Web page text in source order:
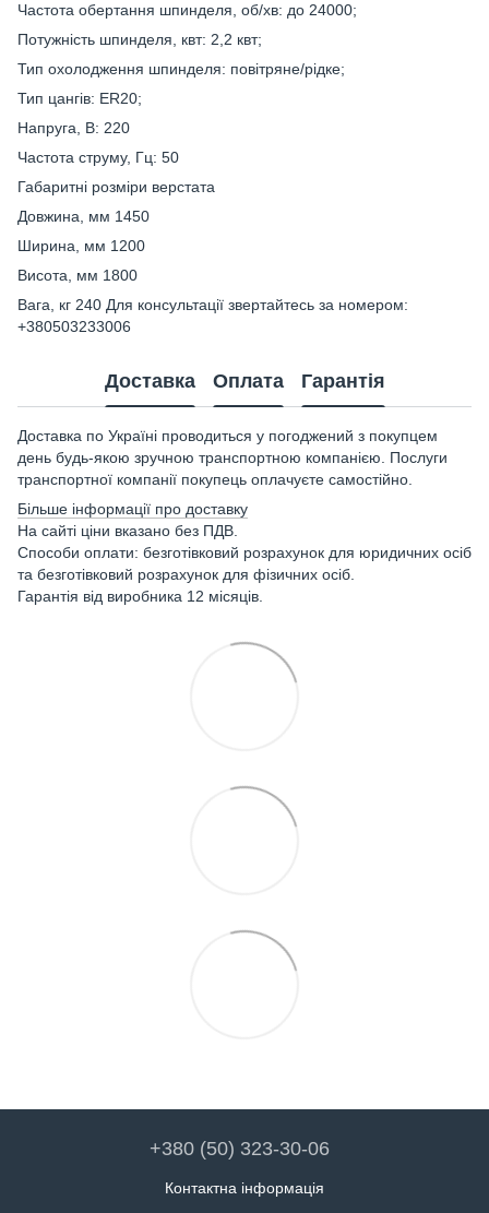
Частота обертання шпинделя, об/хв: до 24000;
Потужність шпинделя, квт: 2,2 квт;
Тип охолодження шпинделя: повітряне/рідке;
Тип цангів: ER20;
Напруга, В: 220
Частота струму, Гц: 50
Габаритні розміри верстата
Довжина, мм 1450
Ширина, мм 1200
Висота, мм 1800
Вага, кг 240 Для консультації звертайтесь за номером:
+380503233006
Доставка Оплата Гарантія
Доставка по Україні проводиться у погоджений з покупцем
день будь-якою зручною транспортною компанією. Послуги
транспортної компанії покупець оплачуєте самостійно.
Більше інформації про доставку
На сайті ціни вказано без ПДВ.
Способи оплати: безготівковий розрахунок для юридичних осіб
та безготівковий розрахунок для фізичних осіб.
Гарантія від виробника 12 місяців.
+380 (50) 323-30-06
Контактна інформація